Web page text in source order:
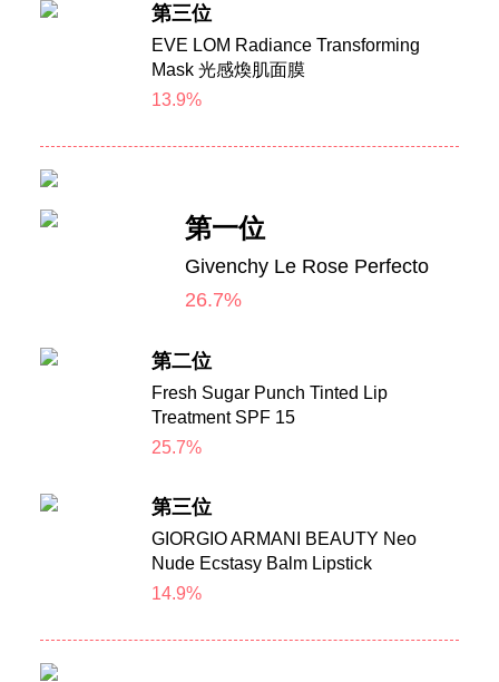
第三位
EVE LOM Radiance Transforming
Mask 光感煥肌面膜
13.9%
第一位
Givenchy Le Rose Perfecto
26.7%
第二位
Fresh Sugar Punch Tinted Lip
Treatment SPF 15
25.7%
第三位
GIORGIO ARMANI BEAUTY Neo
Nude Ecstasy Balm Lipstick
14.9%